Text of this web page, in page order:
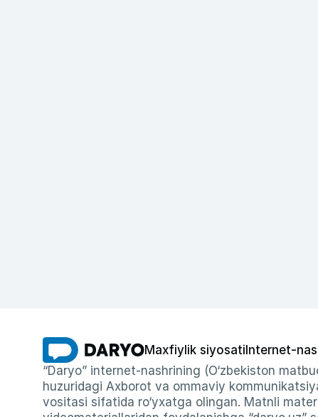
Maxfiylik siyosati Internet-
“Daryo” internet-nashrining (O‘zbekiston
huzuridagi Axborot va ommaviy
vositasi sifatida ro‘yxatga olingan. Matnli